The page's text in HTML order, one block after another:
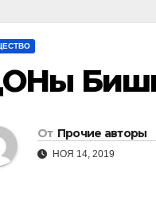
От Прочие авторы
НОЯ 14, 2019